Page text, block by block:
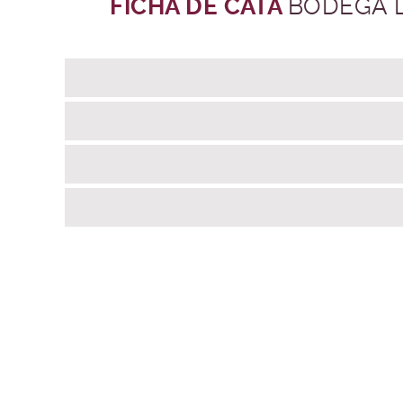
FICHA DE CATA BODEGA